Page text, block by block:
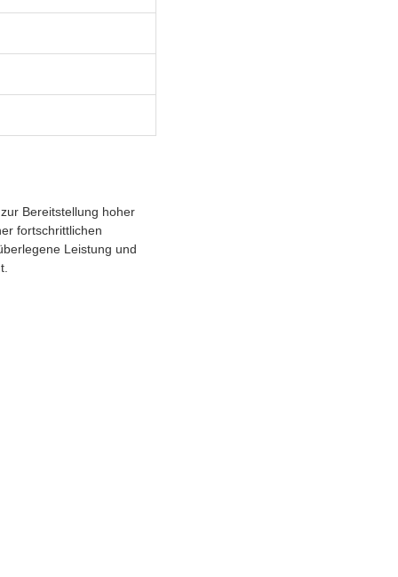
Bereitstellung hoher
fortschrittlichen
Leistung und